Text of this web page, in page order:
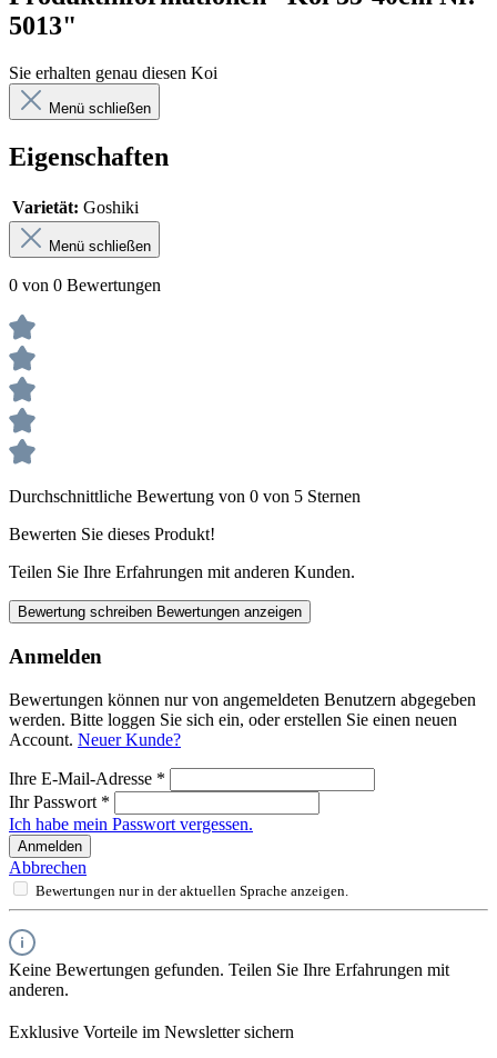
5013"
Sie erhalten genau diesen Koi
Menü schließen
Eigenschaften
Varietät: Goshiki
Menü schließen
0 von 0 Bewertungen
Durchschnittliche Bewertung von 0 von 5 Sternen
Bewerten Sie dieses Produkt!
Teilen Sie Ihre Erfahrungen mit anderen Kunden.
Bewertung schreiben Bewertungen anzeigen
Anmelden
Bewertungen können nur von angemeldeten Benutzern abgegeben
werden. Bitte loggen Sie sich ein, oder erstellen Sie einen neuen
Account. Neuer Kunde?
Ihre E-Mail-Adresse *
Ihr Passwort *
Ich habe mein Passwort vergessen.
Anmelden
Abbrechen
Bewertungen nur in der aktuellen Sprache anzeigen.
Keine Bewertungen gefunden. Teilen Sie Ihre Erfahrungen mit
anderen.
Exklusive Vorteile im Newsletter sichern